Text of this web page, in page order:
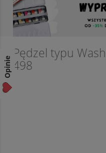
Pędzel typu
498
Opinie